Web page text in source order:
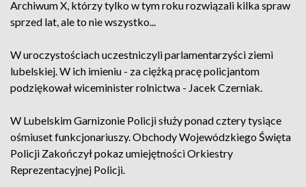
Archiwum X, którzy tylko w tym roku rozwiązali kilka spraw
sprzed lat, ale to nie wszystko...
W uroczystościach uczestniczyli parlamentarzyści ziemi
lubelskiej. W ich imieniu - za ciężką pracę policjantom
podziękował wiceminister rolnictwa - Jacek Czerniak.
W Lubelskim Garnizonie Policji służy ponad cztery tysiące
ośmiuset funkcjonariuszy. Obchody Wojewódzkiego Święta
Policji Zakończył pokaz umiejętności Orkiestry
Reprezentacyjnej Policji.